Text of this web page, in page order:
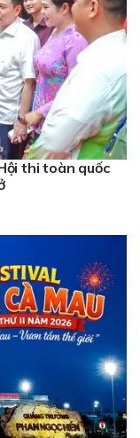
thi toàn quốc